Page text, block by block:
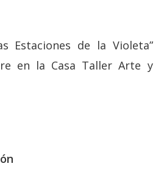
Estaciones de la Violeta”
en la Casa Taller Arte y